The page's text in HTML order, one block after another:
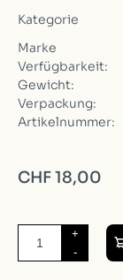
Kategorie
Marke
Verfügbarkeit:
Gewicht:
Verpackung:
Artikelnummer:
CHF 18,00
+
-